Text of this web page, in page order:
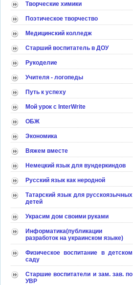
Творческие химики
Поэтическое творчество
Медицинский колледж
Старший воспитатель в ДОУ
Рукоделие
Учителя - логопеды
Путь к успеху
Мой урок с InterWrite
ОБЖ
Экономика
Вяжем вместе
Немецкий язык для вундеркиндов
Русский язык как неродной
Татарский язык для русскоязычных
детей
Украсим дом своими руками
Информатика(публикации
разработок на украинском языке)
Физическое воспитание в детском
саду
Старшие воспитатели и зам. зав. по
УВР